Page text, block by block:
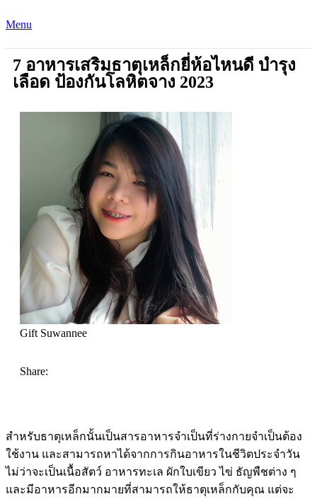
Menu
7 อาหารเสริมธาตุเหล็กยี่ห้อไหนดี บำรุง
เลือด ป้องกันโลหิตจาง 2023
Gift Suwannee
Share:
สำหรับธาตุเหล็กนั้นเป็นสารอาหารจำเป็นที่ร่างกายจำเป็นต้อง
ใช้งาน และสามารถหาได้จากการกินอาหารในชีวิตประจำวัน
ไม่ว่าจะเป็นเนื้อสัตว์ อาหารทะเล ผักใบเขียว ไข่ ธัญพืชต่าง ๆ
และมีอาหารอีกมากมายที่สามารถให้ธาตุเหล็กกับคุณ แต่จะ